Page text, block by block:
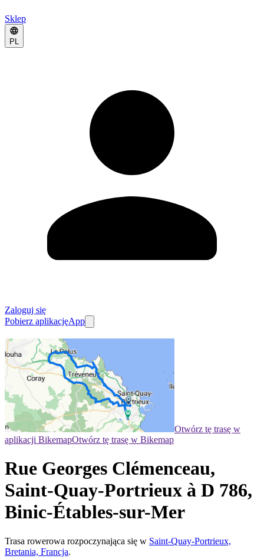
Sklep
PL
Zaloguj się
Pobierz aplikacjęApp
Otwórz tę trasę w
aplikacji BikemapOtwórz tę trasę w Bikemap
Rue Georges Clémenceau,
Saint-Quay-Portrieux à D 786,
Binic-Étables-sur-Mer
Trasa rowerowa rozpoczynająca się w Saint-Quay-Portrieux,
Bretania, Francja.